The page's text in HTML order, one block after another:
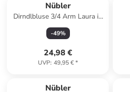
Nübler
Dirndlbluse 3/4 Arm Laura in
Silber
-49%
24,98 €
UVP: 49,95 €*
Nübler